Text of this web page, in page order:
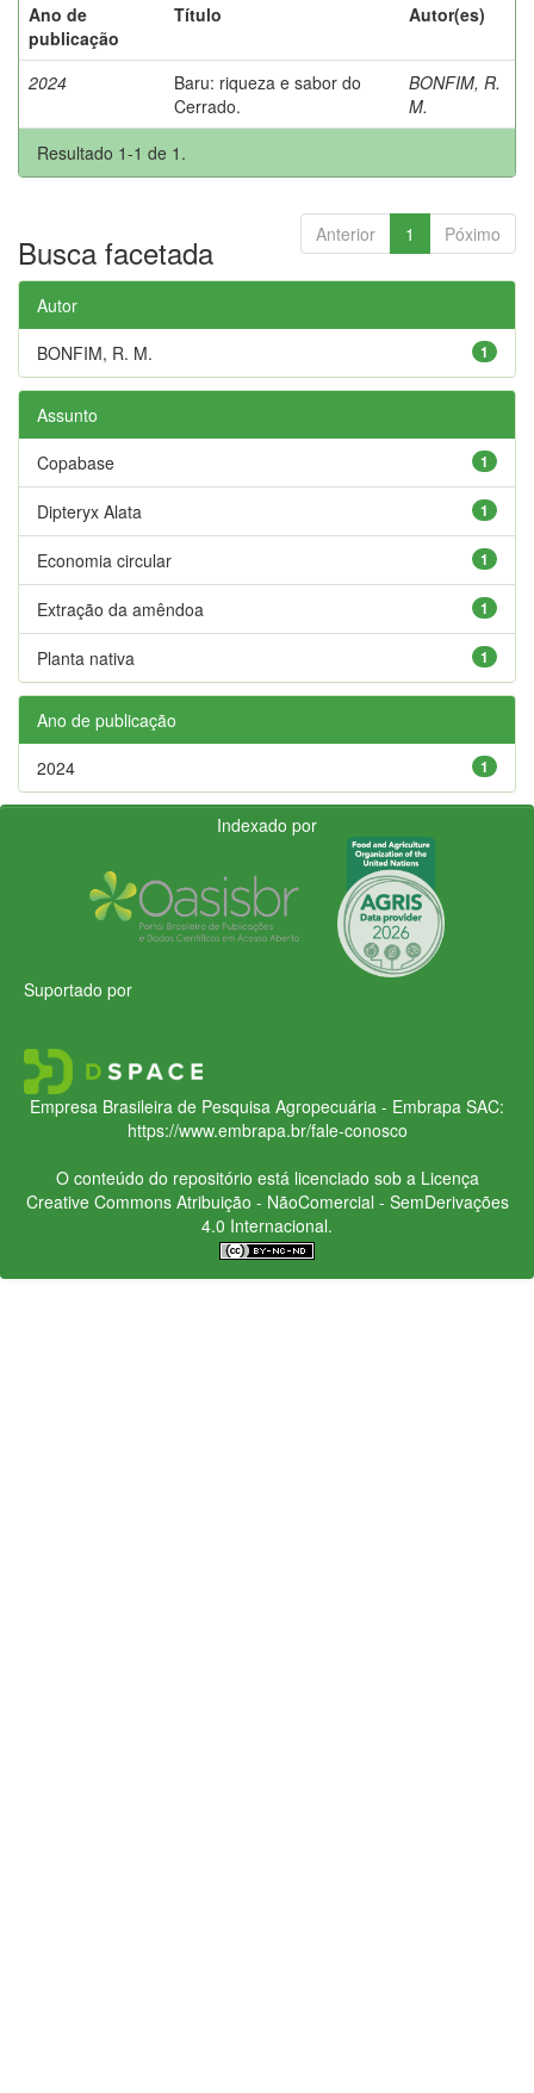
Ano de
publicação
Título Autor(es)
2024
Baru: riqueza e sabor do
Cerrado.
BONFIM, R.
M.
Resultado 1-1 de 1.
Anterior 1 Póximo
Busca facetada
Autor
1
BONFIM, R. M.
Assunto
1
Copabase
1
Dipteryx Alata
1
Economia circular
1
Extração da amêndoa
1
Planta nativa
Ano de publicação
1
2024
Indexado por
Suportado por
Empresa Brasileira de Pesquisa Agropecuária - Embrapa SAC:
https://www.embrapa.br/fale-conosco
O conteúdo do repositório está licenciado sob a Licença
Creative CommonsAtribuição - NãoComercial - SemDerivações
4.0 Internacional.